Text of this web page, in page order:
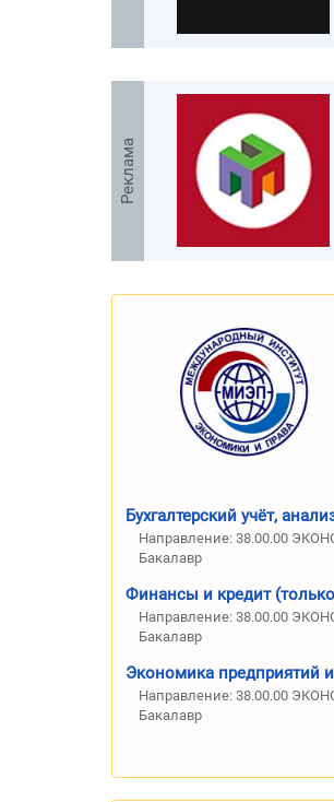
Реклама
Бухгалтерский учёт,
Направление: 38.00.00
Бакалавр
Финансы и кредит
Направление: 38.00.00
Бакалавр
Экономика предприятий
Направление: 38.00.00
Бакалавр